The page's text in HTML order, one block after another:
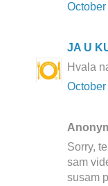
October
JA U
Hvala
October
Sorry,
sam
susam